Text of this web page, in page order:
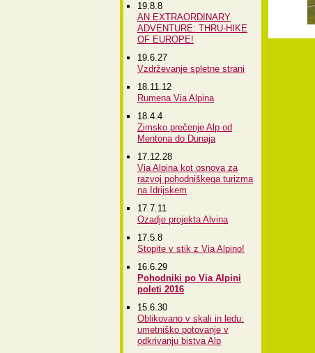
19.8.8
AN EXTRAORDINARY
ADVENTURE: THRU-HIKE
OF EUROPE!
19.6.27
Vzdrževanje spletne strani
18.11.12
Rumena Via Alpina
18.4.4
Zimsko prečenje Alp od
Mentona do Dunaja
17.12.28
Via Alpina kot osnova za
razvoj pohodniškega turizma
na Idrijskem
17.7.11
Ozadje projekta Alvina
17.5.8
Stopite v stik z Via Alpino!
16.6.29
Pohodniki po Via Alpini
poleti 2016
15.6.30
Oblikovano v skali in ledu:
umetniško potovanje v
odkrivanju bistva Alp